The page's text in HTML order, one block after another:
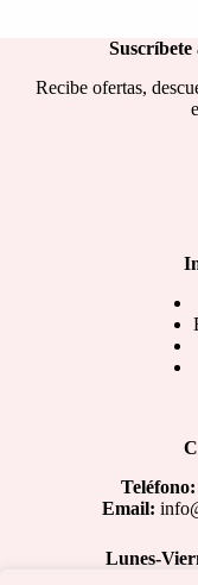
Recibe ofertas,
Teléfono:
Email:
Lunes-